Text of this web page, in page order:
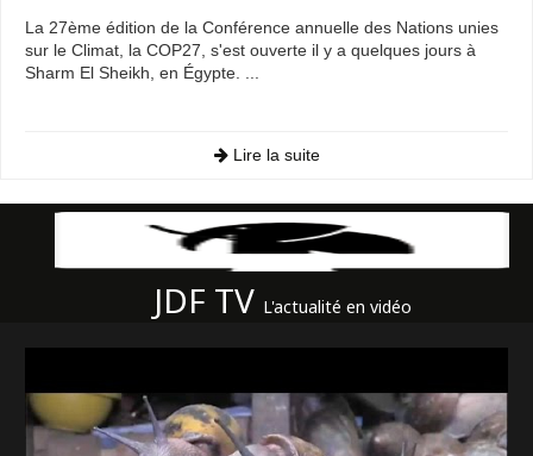
La 27ème édition de la Conférence annuelle des Nations unies
sur le Climat, la COP27, s'est ouverte il y a quelques jours à
Sharm El Sheikh, en Égypte. ...
Lire la suite
JDF TV L'actualité en vidéo